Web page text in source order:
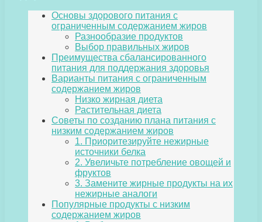
Основы здорового питания с
ограниченным содержанием жиров
Разнообразие продуктов
Выбор правильных жиров
Преимущества сбалансированного
питания для поддержания здоровья
Варианты питания с ограниченным
содержанием жиров
Низко жирная диета
Растительная диета
Советы по созданию плана питания с
низким содержанием жиров
1. Приоритезируйте нежирные
источники белка
2. Увеличьте потребление овощей и
фруктов
3. Замените жирные продукты на их
нежирные аналоги
Популярные продукты с низким
содержанием жиров